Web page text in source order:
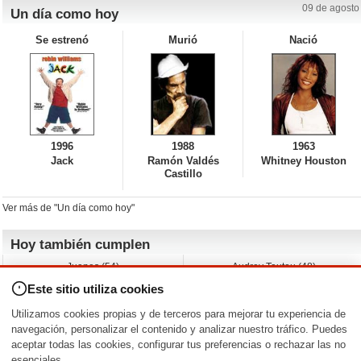
Un día como hoy 09 de agosto
Se estrenó
1996
Jack
Murió
1988
Ramón Valdés
Castillo
Nació
1963
Whitney Houston
Ver más de "Un día como hoy"
Hoy también cumplen
Juanes (54)
Jessica Capshaw (50)
Sam Elliott (82)
Jarvis Hayes (45)
Audrey Tautou (48)
The Edge (65)
Anna Kendrick (41)
Nacimientos y estrenos en la fecha
Este sitio utiliza cookies
Utilizamos cookies propias y de terceros para mejorar tu experiencia de
navegación, personalizar el contenido y analizar nuestro tráfico. Puedes
aceptar todas las cookies, configurar tus preferencias o rechazar las no